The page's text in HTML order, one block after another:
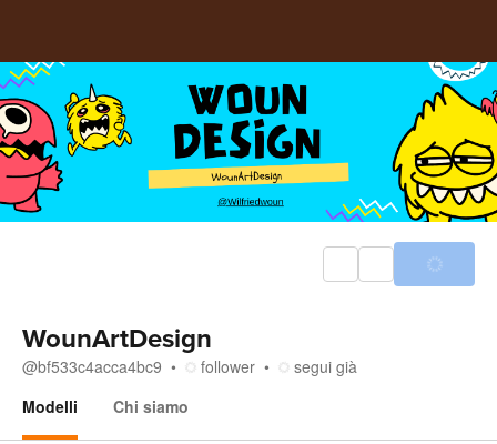
WounArtDesign
@bf533c4acca4bc9 follower
segui già
Modelli
Chi siamo